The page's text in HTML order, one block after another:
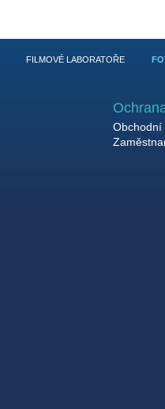
FILMOVÉ LABORATOŘE
Obchodní